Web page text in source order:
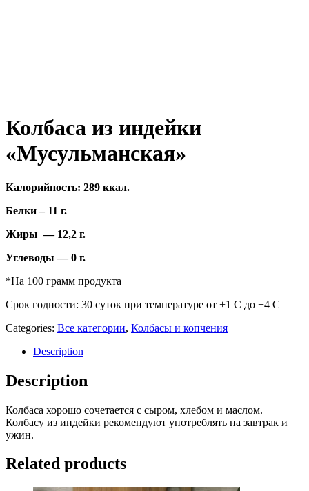
Колбаса из индейки
«Мусульманская»
Калорийность: 289 ккал.
Белки – 11 г.
Жиры — 12,2 г.
Углеводы — 0 г.
*На 100 грамм продукта
Срок годности: 30 суток при температуре от +1 С до +4 С
Categories: Все категории, Колбасы и копчения
Description
Description
Колбаса хорошо сочетается с сыром, хлебом и маслом.
Колбасу из индейки рекомендуют употреблять на завтрак и
ужин.
Related products